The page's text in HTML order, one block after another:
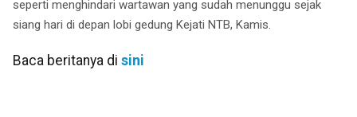
seperti menghindari wartawan yang sudah menunggu sejak
siang hari di depan lobi gedung Kejati NTB, Kamis.
Baca beritanya di sini